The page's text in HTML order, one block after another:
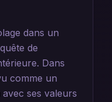
dans un
de
Dans
comme un
ses valeurs